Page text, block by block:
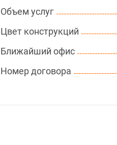
Объем услуг
Цвет конструкций
Ближайший офис
Номер договора